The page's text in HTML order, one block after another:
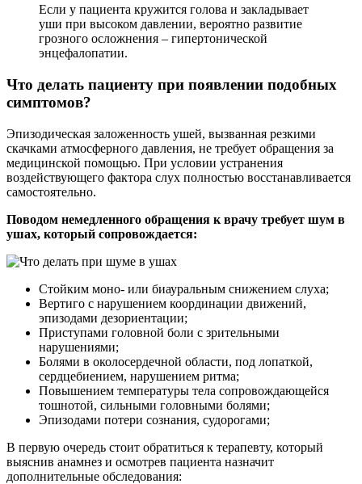
Если у пациента кружится голова и закладывает
уши при высоком давлении, вероятно развитие
грозного осложнения – гипертонической
энцефалопатии.
Что делать пациенту при появлении подобных
симптомов?
Эпизодическая заложенность ушей, вызванная резкими
скачками атмосферного давления, не требует обращения за
медицинской помощью. При условии устранения
воздействующего фактора слух полностью восстанавливается
самостоятельно.
Поводом немедленного обращения к врачу требует шум в
ушах, который сопровождается:
Стойким моно- или биауральным снижением слуха;
Вертиго с нарушением координации движений,
эпизодами дезориентации;
Приступами головной боли с зрительными
нарушениями;
Болями в околосердечной области, под лопаткой,
сердцебиением, нарушением ритма;
Повышением температуры тела сопровождающейся
тошнотой, сильными головными болями;
Эпизодами потери сознания, судорогами;
В первую очередь стоит обратиться к терапевту, который
выяснив анамнез и осмотрев пациента назначит
дополнительные обследования: